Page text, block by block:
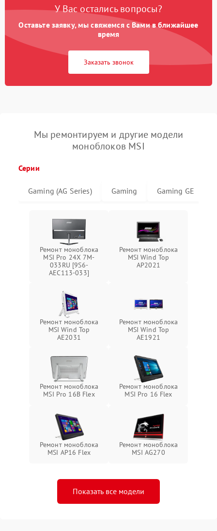
У Вас остались вопросы?
Оставьте заявку, мы свяжемся с Вами в ближайшее
время
Заказать звонок
Мы ремонтируем и другие модели
моноблоков MSI
Серии
Gaming (AG Series) Gaming Gaming GE
Ремонт моноблока
MSI Pro 24X 7M-
033RU [9S6-
AEC113-033]
Ремонт моноблока
MSI Wind Top
AP2021
Ремонт моноблока
MSI Wind Top
AE2031
Ремонт моноблока
MSI Wind Top
AE1921
Ремонт моноблока
MSI Pro 16B Flex
Ремонт моноблока
MSI Pro 16 Flex
Ремонт моноблока
MSI AP16 Flex
Ремонт моноблока
MSI AG270
Показать все модели